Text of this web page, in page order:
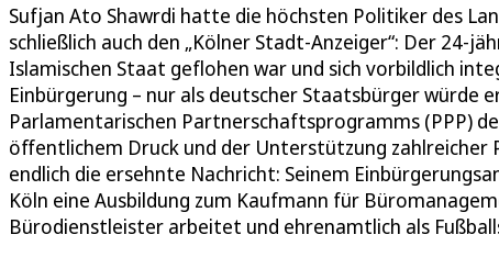
Sufjan Ato Shawrdi hatte die höchsten Politiker des
schließlich auch den „Kölner Stadt-Anzeiger“: Der 24-
Islamischen Staat geflohen war und sich vorbildlich
Einbürgerung – nur als deutscher Staatsbürger würde
Parlamentarischen Partnerschaftsprogramms (PPP)
öffentlichem Druck und der Unterstützung
endlich die ersehnte Nachricht: Seinem
Köln eine Ausbildung zum Kaufmann für
Bürodienstleister arbeitet und ehrenamtlich als